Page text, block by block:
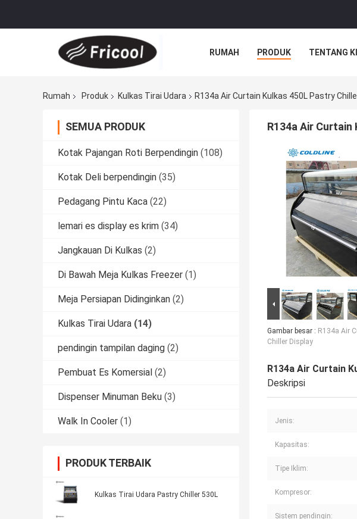
RUMAH PRODUK TENTANG
Rumah Produk Kulkas Tirai Udara R134a Air Curtain Kulkas 450L Pastry
SEMUA PRODUK
Kotak Pajangan Roti Berpendingin (108)
Kotak Deli berpendingin (35)
Pedagang Pintu Kaca (22)
lemari es display es krim (34)
Jangkauan Di Kulkas (2)
Di Bawah Meja Kulkas Freezer (1)
Meja Persiapan Didinginkan (2)
Kulkas Tirai Udara (14)
pendingin tampilan daging (2)
Pembuat Es Komersial (2)
Dispenser Minuman Beku (3)
Walk In Cooler (1)
PRODUK TERBAIK
Kulkas Tirai Udara Pastry Chiller 530L
R134a Air
Gambar besar : R134a Air
Chiller Display
R134a Air Curtain
Deskripsi
Jenis:
Kapasitas:
Tipe Iklim:
Kompresor:
Sistem pendingin: